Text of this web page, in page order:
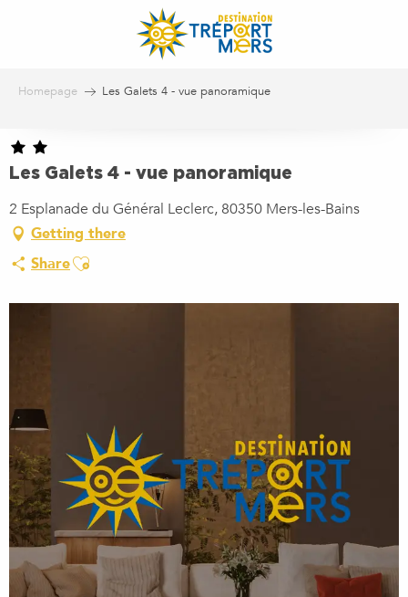
Homepage Les Galets 4 - vue panoramique
Les Galets 4 - vue panoramique
2 Esplanade du Général Leclerc, 80350 Mers-les-Bains
Getting there
ShareAjouter aux favoris